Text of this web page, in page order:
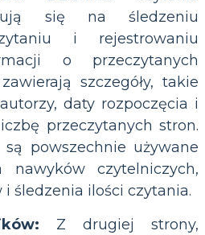
się na śledzeniu
i rejestrowaniu
o przeczytanych
szczegóły, takie
daty rozpoczęcia i
przeczytanych stron.
powszechnie używane
nawyków czytelniczych,
śledzenia ilości czytania.
Z drugiej strony,